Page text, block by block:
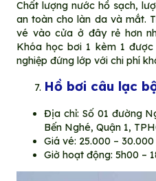
Chất lượng nước hồ sạch,
an toàn cho làn da và mắt.
vé vào cửa ở đây rẻ hơn
Khóa học bơi 1 kèm 1
nghiệp đứng lớp với chi phí
Hồ bơi câu lạc
Địa chỉ: Số 01 đường
Bến Nghé, Quận 1,
Giá vé: 25.000 –
Giờ hoạt động: 5h00 –